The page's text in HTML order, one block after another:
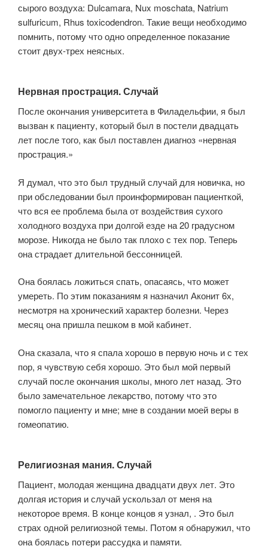
сырого воздуха: Dulcamara, Nux moschata, Natrium
sulfuricum, Rhus toxicodendron. Такие вещи необходимо
помнить, потому что одно определенное показание
стоит двух-трех неясных.
Нервная прострация. Случай
После окончания университета в Филадельфии, я был
вызван к пациенту, который был в постели двадцать
лет после того, как был поставлен диагноз «нервная
прострация.»
Я думал, что это был трудный случай для новичка, но
при обследовании был проинформирован пациенткой,
что вся ее проблема была от воздействия сухого
холодного воздуха при долгой езде на 20 градусном
морозе. Никогда не было так плохо с тех пор. Теперь
она страдает длительной бессонницей.
Она боялась ложиться спать, опасаясь, что может
умереть. По этим показаниям я назначил Аконит 6х,
несмотря на хронический характер болезни. Через
месяц она пришла пешком в мой кабинет.
Она сказала, что я спала хорошо в первую ночь и с тех
пор, я чувствую себя хорошо. Это был мой первый
случай после окончания школы, много лет назад. Это
было замечательное лекарство, потому что это
помогло пациенту и мне; мне в создании моей веры в
гомеопатию.
Религиозная мания. Случай
Пациент, молодая женщина двадцати двух лет. Это
долгая история и случай ускользал от меня на
некоторое время. В конце концов я узнал, . Это был
страх одной религиозной темы. Потом я обнаружил, что
она боялась потери рассудка и памяти.